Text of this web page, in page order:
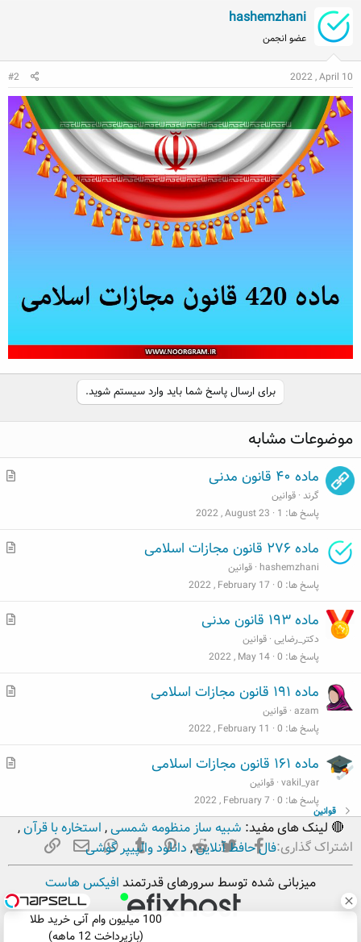
100 میلیون وام آنی خرید طلا
(بازپرداخت 12 ماهه)
b
hashemzhani
عضو انجمن
2022 , April 10
#2
برای ارسال پاسخ شما باید وارد سیستم شوید.
موضوعات مشابه
م
ماده ۴۰ قانون مدنی
گرند قوانین
پاسخ ها 1
2022 , August 23
م
ماده ۲۷۶ قانون مجازات اسلامی
hashemzhani قوانین
پاسخ ها 0
2022 , February 17
م
ماده ۱۹۳ قانون مدنی
دکتر_رضایی قوانین
پاسخ ها 0
2022 , May 14
م
ماده ۱۹۱ قانون مجازات اسلامی
azam قوانین
پاسخ ها 0
2022 , February 11
م
ماده ۱۶۱ قانون مجازات اسلامی
vakil_yar قوانین
پاسخ ها 0
2022 , February 7
اشتراک گذاری: فیسبوکتویتر Reddit
Pinterest
Tumblr
WhatsApp
ایمیل
قوانین
🔴 لینک های مفید: شبیه ساز منظومه شمسی, استخاره با قرآن,
فال حافظ آنلاین, دانلود والپیپر گوشی
میزبانی شده توسط سرورهای قدرتمند افیکس هاست